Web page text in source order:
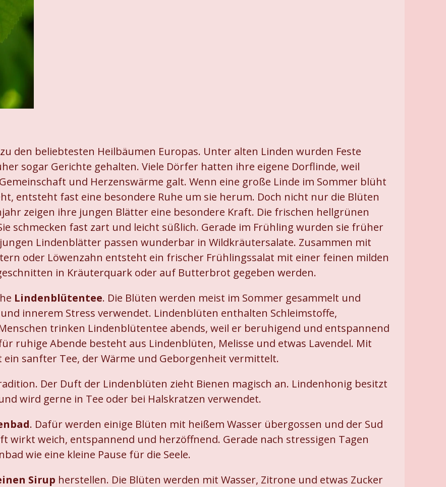
den beliebtesten Heilbäumen Europas. Unter alten Linden wurden Feste
sogar Gerichte gehalten. Viele Dörfer hatten ihre eigene Dorflinde, weil
und Herzenswärme galt. Wenn eine große Linde im Sommer blüht
entsteht fast eine besondere Ruhe um sie herum. Doch nicht nur die Blüten
zeigen ihre jungen Blätter eine besondere Kraft. Die frischen hellgrünen
schmecken fast zart und leicht süßlich. Gerade im Frühling wurden sie früher
Lindenblätter passen wunderbar in Wildkräutersalate. Zusammen mit
oder Löwenzahn entsteht ein frischer Frühlingssalat mit einer feinen milden
in Kräuterquark oder auf Butterbrot gegeben werden.
Lindenblütentee. Die Blüten werden meist im Sommer gesammelt und
innerem Stress verwendet. Lindenblüten enthalten Schleimstoffe,
trinken Lindenblütentee abends, weil er beruhigend und entspannend
ruhige Abende besteht aus Lindenblüten, Melisse und etwas Lavendel. Mit
sanfter Tee, der Wärme und Geborgenheit vermittelt.
Der Duft der Lindenblüten zieht Bienen magisch an. Lindenhonig besitzt
wird gerne in Tee oder bei Halskratzen verwendet.
. Dafür werden einige Blüten mit heißem Wasser übergossen und der Sud
wirkt weich, entspannend und herzöffnend. Gerade nach stressigen Tagen
wie eine kleine Pause für die Seele.
Sirup herstellen. Die Blüten werden mit Wasser, Zitrone und etwas Zucker